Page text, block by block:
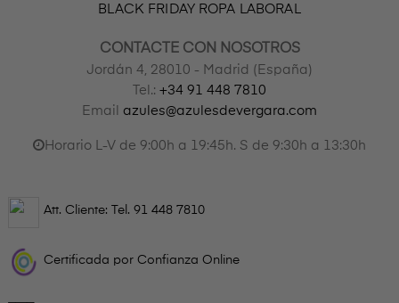
BLACK FRIDAY ROPA LABORAL
CONTACTE CON NOSOTROS
Jordán 4, 28010 - Madrid (España)
Tel.: +34 91 448 7810
Email azules@azulesdevergara.com
Horario L-V de 9:00h a 19:45h. S de 9:30h a 13:30h
Att. Cliente: Tel. 91 448 7810
Certificada por Confianza Online